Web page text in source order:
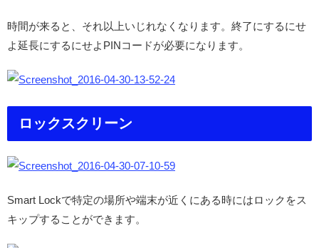
時間が来ると、それ以上いじれなくなります。終了にするにせ
よ延長にするにせよPINコードが必要になります。
ロックスクリーン
Smart Lockで特定の場所や端末が近くにある時にはロックをス
キップすることができます。